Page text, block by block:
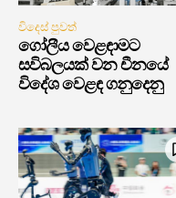
විදෙස් පුවත්
ගෝලීය වෙළඳාමට
සවිබලයක් වන චීනයේ
විදේශ වෙළඳ ගනුදෙනු